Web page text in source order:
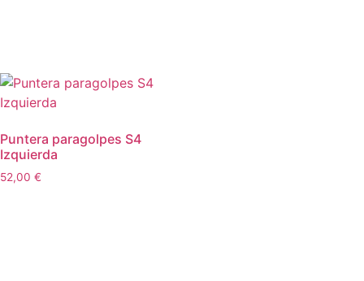
Puntera paragolpes S4
Izquierda
52,00 €